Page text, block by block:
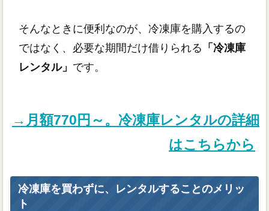
そんなときに便利なのが、冷凍庫を購入するの
ではなく、必要な期間だけ借りられる 「冷凍庫
レンタル」 です。
→月額770円～。冷凍庫レンタルの詳細
はこちらから
冷凍庫を買わずに、レンタルすることのメリッ
ト